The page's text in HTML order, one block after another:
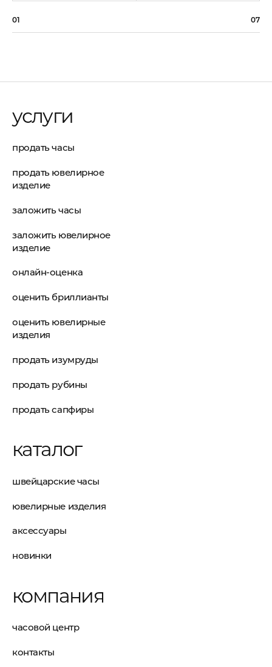
01 07
услуги
продать часы
продать ювелирное
изделие
заложить часы
заложить ювелирное
изделие
онлайн-оценка
оценить бриллианты
оценить ювелирные
изделия
продать изумруды
продать рубины
продать сапфиры
каталог
швейцарские часы
ювелирные изделия
аксессуары
новинки
компания
часовой центр
контакты